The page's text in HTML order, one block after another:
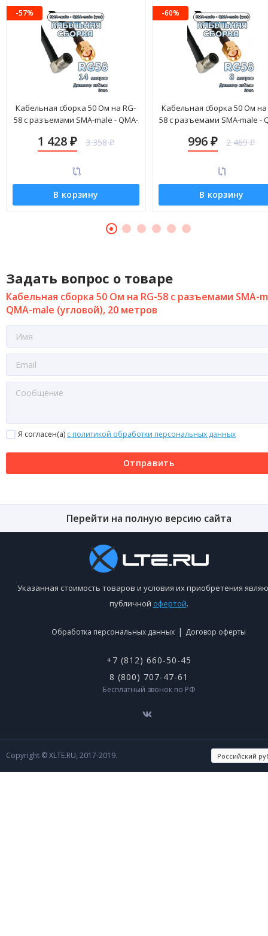
-57%
Кабельная сборка 50 Ом на RG-
58 с разъемами SMA-male - QMA-
1 428 ₽ 3 358₽
В корзину
-60%
Кабельная сборка 50 Ом на
58 с разъемами SMA-male -
996₽ 2 469₽
В корзину
Задать вопрос о товаре
Кабельная сборка 50 Ом на RG-58 с разъемами SMA-
QMA-male (угловой), 20 метров
Я согласен(a) с политикой обработки персональных данных
Отправить
Перейти на полную версию сайта
Указанная стоимость товаров и условия их приобретения
публичной офертой.
Обработка персональных данных | Договор оферты
+7 (812) 660-50-45
8 (800) 707-47-61
Бесплатный звонок по РФ
Copyright © XLTE.RU, 2017-2019.